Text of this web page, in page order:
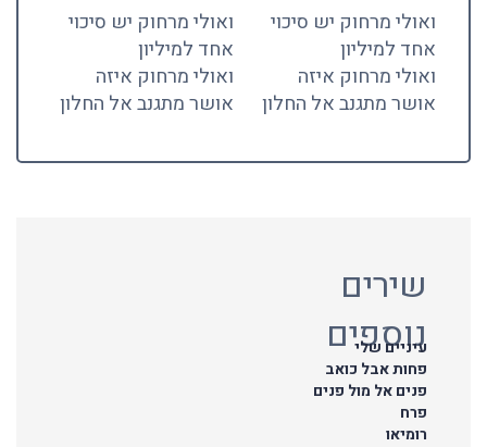
ואולי מרחוק יש סיכוי
אחד למיליון
ואולי מרחוק איזה
אושר מתגנב אל החלון
ואולי מרחוק יש סיכוי
אחד למיליון
ואולי מרחוק איזה
אושר מתגנב אל החלון
שירים
נוספים
עיניים שלי
פחות אבל כואב
פנים אל מול פנים
פרח
רומיאו